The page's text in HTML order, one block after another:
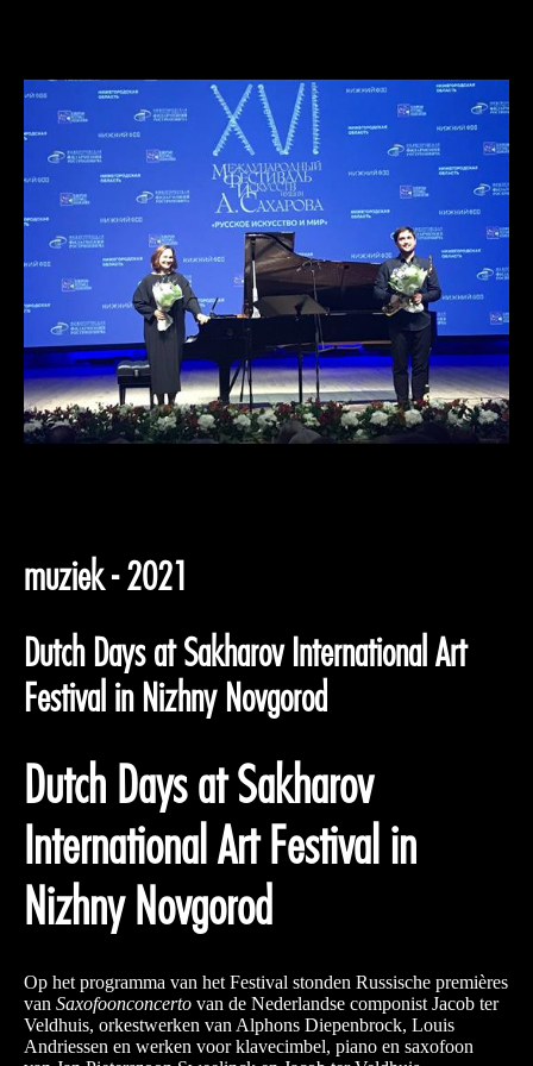
muziek - 2021
Dutch Days at Sakharov International Art
Festival in Nizhny Novgorod
Dutch Days at Sakharov
International Art Festival in
Nizhny Novgorod
Op het programma van het Festival stonden Russische premières
van Saxofoonconcerto van de Nederlandse componist Jacob ter
Veldhuis, orkestwerken van Alphons Diepenbrock, Louis
Andriessen en werken voor klavecimbel, piano en saxofoon